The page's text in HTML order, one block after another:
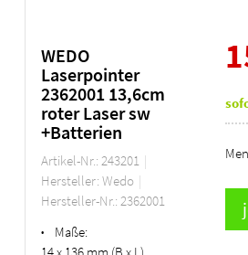
WEDO
Laserpointer
2362001 13,6cm
roter Laser sw
+Batterien
Artikel-Nr.: 243201
Hersteller: Wedo
Hersteller-Nr.: 2362001
•
Maße:
14 x 136 mm (B x L)